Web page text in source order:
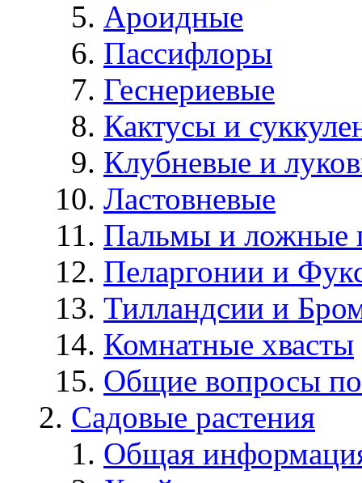
Ароидные
Пассифлоры
Геснериевые
Кактусы и
Клубневые и
Ластовневые
Пальмы и ложные
Пеларгонии и
Тилландсии и
Комнатные хвасты
Общие вопросы
Садовые растения
Общая